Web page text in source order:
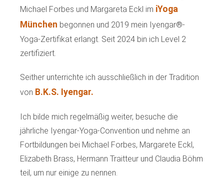
Michael Forbes und Margareta Eckl im iYoga
München begonnen und 2019 mein Iyengar®-
Yoga-Zertifikat erlangt. Seit 2024 bin ich Level 2
zertifiziert.
Seither unterrichte ich ausschließlich in der Tradition
von B.K.S. Iyengar.
Ich bilde mich regelmäßig weiter, besuche die
jährliche Iyengar-Yoga-Convention und nehme an
Fortbildungen bei Michael Forbes, Margarete Eckl,
Elizabeth Brass, Hermann Traitteur und Claudia Böhm
teil, um nur einige zu nennen.